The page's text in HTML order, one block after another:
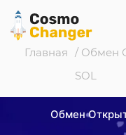
Главная / Обмен
SOL
Обмен